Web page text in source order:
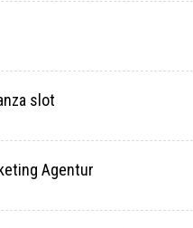
slot
Agentur